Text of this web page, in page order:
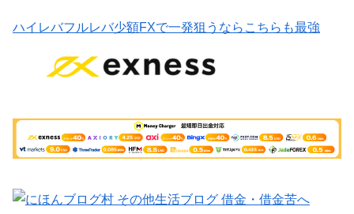
ハイレバフルレバ少額FXで一発狙うならこちらも最強